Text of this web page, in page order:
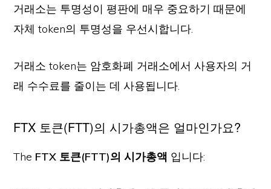
거래소는 투명성이 평판에 매우 중요하기 때문에
자체 token의 투명성을 우선시합니다.
거래소 token는 암호화폐 거래소에서 사용자의 거
래 수수료를 줄이는 데 사용됩니다.
FTX 토큰(FTT)의 시가총액은 얼마인가요?
The FTX 토큰(FTT)의 시가총액 입니다: